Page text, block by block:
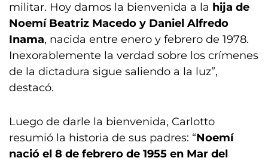
militar. Hoy damos la bienvenida a la hija de
Noemí Beatriz Macedo y Daniel Alfredo
Inama, nacida entre enero y febrero de 1978.
Inexorablemente la verdad sobre los crímenes
de la dictadura sigue saliendo a la luz”,
destacó.
Luego de darle la bienvenida, Carlotto
resumió la historia de sus padres: “Noemí
nació el 8 de febrero de 1955 en Mar del